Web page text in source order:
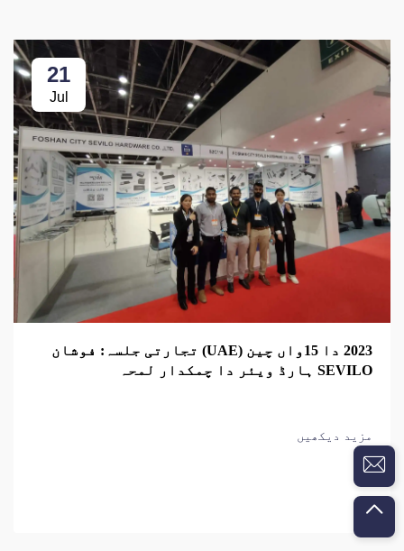
21
Jul
2023 دا 15واں چین (UAE) تجارتی جلسہ: فوشان
SEVILO ہارڈ ویئر دا چمکدار لمحہ
مزید دیکھیں